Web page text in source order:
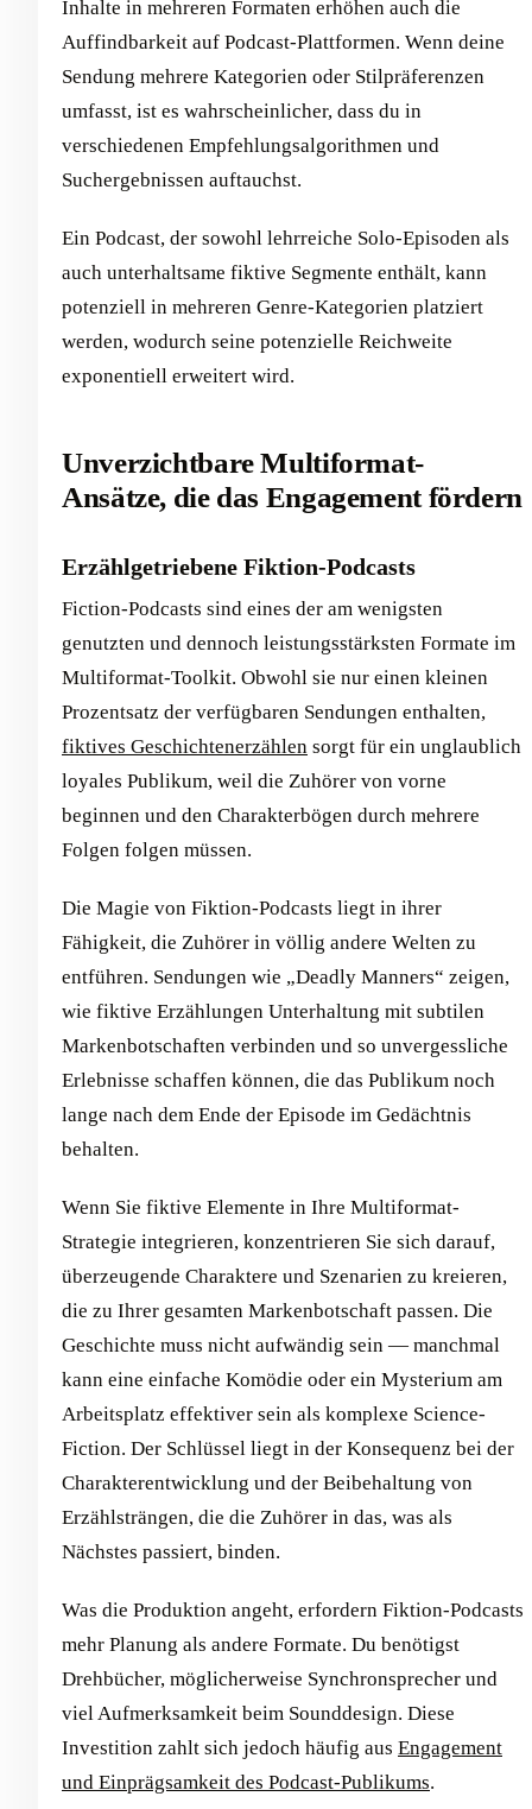
Inhalte in mehreren Formaten erhöhen auch die
Auffindbarkeit auf Podcast-Plattformen. Wenn deine
Sendung mehrere Kategorien oder Stilpräferenzen
umfasst, ist es wahrscheinlicher, dass du in
verschiedenen Empfehlungsalgorithmen und
Suchergebnissen auftauchst.
Ein Podcast, der sowohl lehrreiche Solo-Episoden als
auch unterhaltsame fiktive Segmente enthält, kann
potenziell in mehreren Genre-Kategorien platziert
werden, wodurch seine potenzielle Reichweite
exponentiell erweitert wird.
Unverzichtbare Multiformat-
Ansätze, die das Engagement fördern
Erzählgetriebene Fiktion-Podcasts
Fiction-Podcasts sind eines der am wenigsten
genutzten und dennoch leistungsstärksten Formate im
Multiformat-Toolkit. Obwohl sie nur einen kleinen
Prozentsatz der verfügbaren Sendungen enthalten,
fiktives Geschichtenerzählen sorgt für ein unglaublich
loyales Publikum, weil die Zuhörer von vorne
beginnen und den Charakterbögen durch mehrere
Folgen folgen müssen.
Die Magie von Fiktion-Podcasts liegt in ihrer
Fähigkeit, die Zuhörer in völlig andere Welten zu
entführen. Sendungen wie „Deadly Manners“ zeigen,
wie fiktive Erzählungen Unterhaltung mit subtilen
Markenbotschaften verbinden und so unvergessliche
Erlebnisse schaffen können, die das Publikum noch
lange nach dem Ende der Episode im Gedächtnis
behalten.
Wenn Sie fiktive Elemente in Ihre Multiformat-
Strategie integrieren, konzentrieren Sie sich darauf,
überzeugende Charaktere und Szenarien zu kreieren,
die zu Ihrer gesamten Markenbotschaft passen. Die
Geschichte muss nicht aufwändig sein — manchmal
kann eine einfache Komödie oder ein Mysterium am
Arbeitsplatz effektiver sein als komplexe Science-
Fiction. Der Schlüssel liegt in der Konsequenz bei der
Charakterentwicklung und der Beibehaltung von
Erzählsträngen, die die Zuhörer in das, was als
Nächstes passiert, binden.
Was die Produktion angeht, erfordern Fiktion-Podcasts
mehr Planung als andere Formate. Du benötigst
Drehbücher, möglicherweise Synchronsprecher und
viel Aufmerksamkeit beim Sounddesign. Diese
Investition zahlt sich jedoch häufig aus Engagement
und Einprägsamkeit des Podcast-Publikums.